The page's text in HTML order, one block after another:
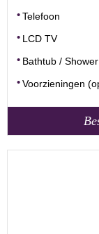
Telefoon
LCD TV
Bathtub / Shower
Voorzieningen